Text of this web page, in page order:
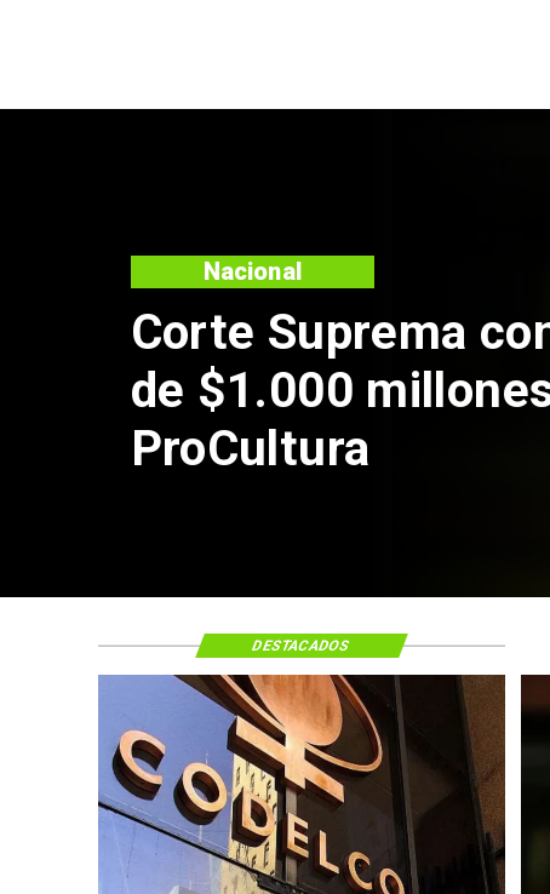
DESTACADOS